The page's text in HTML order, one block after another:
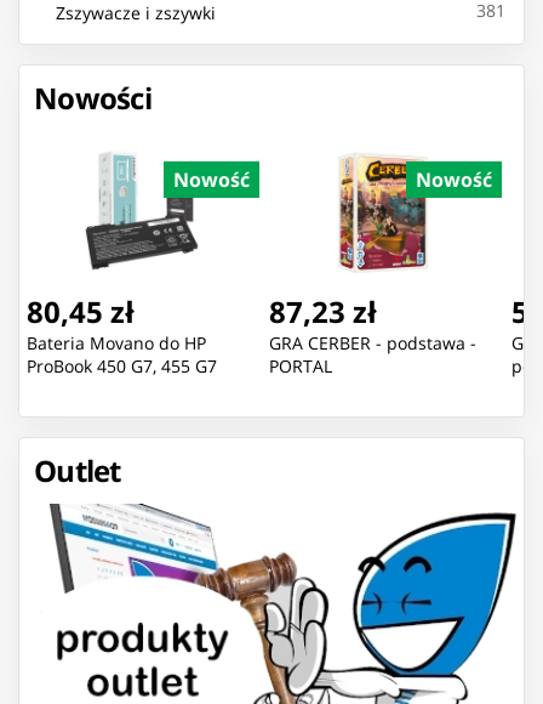
Zszywacze i zszywki 381
Nowości
Nowość
80,45 zł
Bateria Movano do HP
ProBook 450 G7, 455 G7
Nowość
87,23 zł
GRA CERBER - podstawa -
PORTAL
Outlet